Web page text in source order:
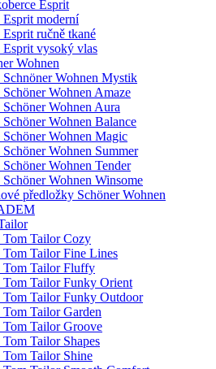
Esprit
moderní
ručně tkané
Esprit vysoký vlas
Wohnen
Schnöner Wohnen Mystik
Wohnen Amaze
Wohnen Aura
Wohnen Balance
Wohnen Magic
Wohnen Summer
Wohnen Tender
Wohnen Winsome
předložky Schöner Wohnen
Tom Tailor Cozy
Tom Tailor Fine Lines
Tom Tailor Fluffy
Tom Tailor Funky Orient
Tom Tailor Funky Outdoor
Tailor Garden
Tom Tailor Groove
Tailor Shapes
Tom Tailor Shine